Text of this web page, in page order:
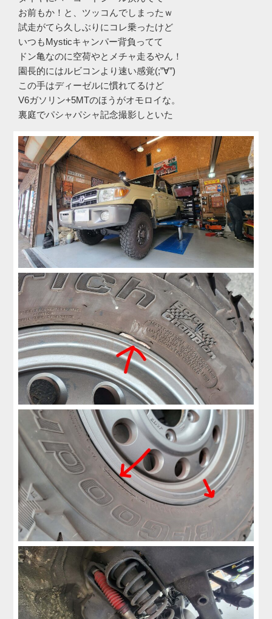
お前もか！と、ツッコんでしまったｗ
試走がてら久しぶりにコレ乗ったけど
いつもMysticキャンパー背負ってて
ドン亀なのに空荷やとメチャ走るやん！
園長的にはルビコンより速い感覚(;”∀”)
この手はディーゼルに慣れてるけど
V6ガソリン+5MTのほうがオモロイな。
裏庭でパシャパシャ記念撮影しといた